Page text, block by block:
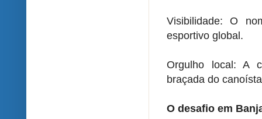
Visibilidade: O
esportivo global.
Orgulho local: A
braçada do
O desafio em